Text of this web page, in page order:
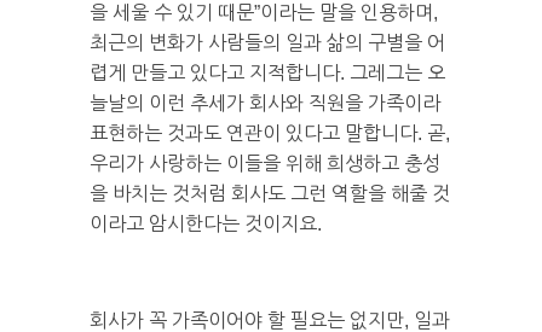
을 세울 수 있기 때문”이라는 말을 인용하며,
최근의 변화가 사람들의 일과 삶의 구별을 어
렵게 만들고 있다고 지적합니다. 그레그는 오
늘날의 이런 추세가 회사와 직원을 가족이라
표현하는 것과도 연관이 있다고 말합니다. 곧,
우리가 사랑하는 이들을 위해 희생하고 충성
을 바치는 것처럼 회사도 그런 역할을 해줄 것
이라고 암시한다는 것이지요.
회사가 꼭 가족이어야 할 필요는 없지만, 일과